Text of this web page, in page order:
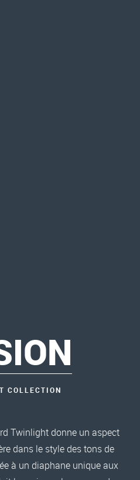
COLLECTION
Twinlight donne un aspect
dans le style des tons de
à un diaphane unique aux